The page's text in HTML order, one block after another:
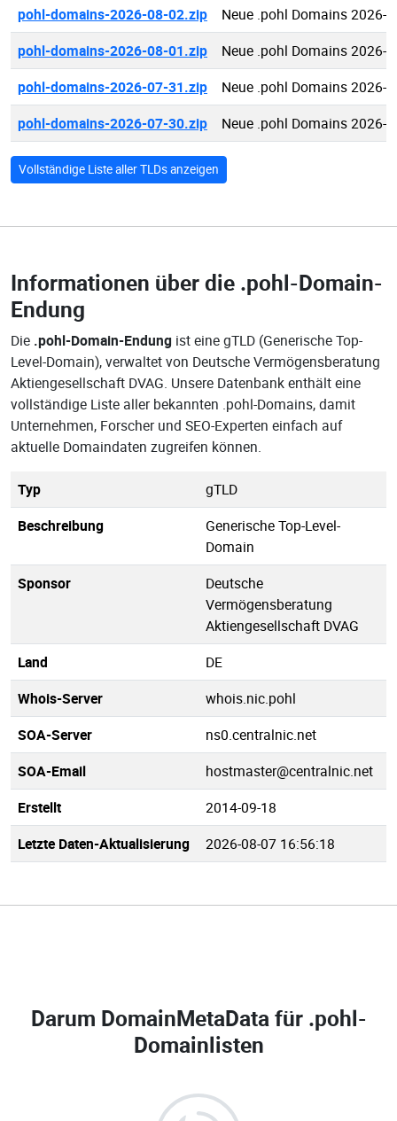
pohl-domains-2026-08-02.zip
Neue .pohl Domains 2026-
pohl-domains-2026-08-01.zip
Neue .pohl Domains 2026-
pohl-domains-2026-07-31.zip
Neue .pohl Domains 2026-
pohl-domains-2026-07-30.zip
Neue .pohl Domains 2026-
Vollständige Liste aller TLDs anzeigen
Informationen über die .pohl-Domain-
Endung
Die .pohl-Domain-Endung ist eine gTLD (Generische Top-
Level-Domain), verwaltet von Deutsche Vermögensberatung
Aktiengesellschaft DVAG. Unsere Datenbank enthält eine
vollständige Liste aller bekannten .pohl-Domains, damit
Unternehmen, Forscher und SEO-Experten einfach auf
aktuelle Domaindaten zugreifen können.
Typ
gTLD
Beschreibung
Generische Top-Level-
Domain
Sponsor
Deutsche
Vermögensberatung
Aktiengesellschaft DVAG
Land
DE
Whois-Server
whois.nic.pohl
SOA-Server
ns0.centralnic.net
SOA-Email
hostmaster@centralnic.net
Erstellt
2014-09-18
Letzte Daten-Aktualisierung
2026-08-07 16:56:18
Darum DomainMetaData für .pohl-
Domainlisten